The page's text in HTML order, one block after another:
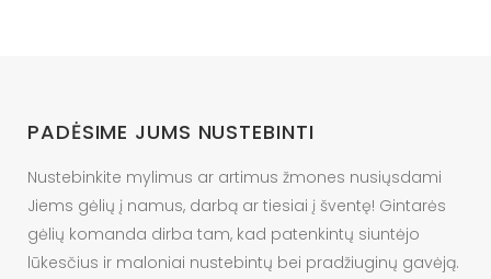
PADĖSIME JUMS NUSTEBINTI
Nustebinkite mylimus ar artimus žmones nusiųsdami
Jiems gėlių į namus, darbą ar tiesiai į šventę! Gintarės
gėlių komanda dirba tam, kad patenkintų siuntėjo
lūkesčius ir maloniai nustebintų bei pradžiuginų gavėją.